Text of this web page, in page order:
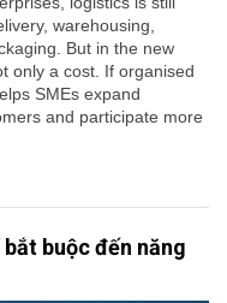
warehousing,
But in the new
only a cost. If organised
SMEs expand
and participate more
buộc đến năng